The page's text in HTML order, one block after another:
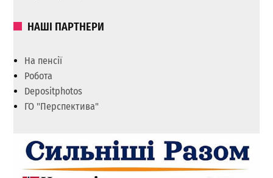
НАШІ ПАРТНЕРИ
На пенсії
Робота
Depositphotos
ГО "Перспектива"